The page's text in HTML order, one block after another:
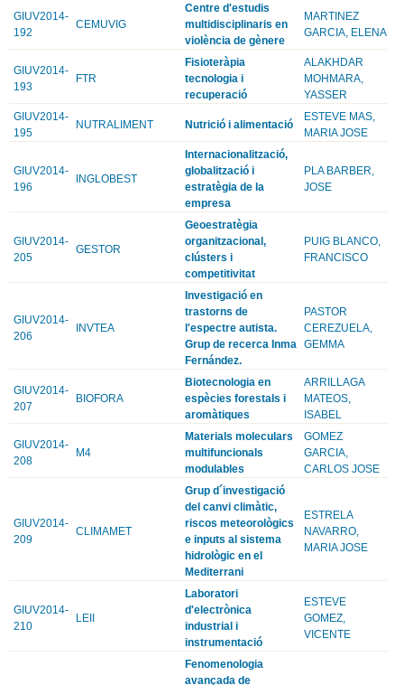
GIUV2014-
192
CEMUVIG
Centre d'estudis
multidisciplinaris en
violència de gènere
MARTINEZ
GARCIA, ELENA
GIUV2014-
193
FTR
Fisioteràpia
tecnologia i
recuperació
ALAKHDAR
MOHMARA,
YASSER
GIUV2014-
195
NUTRALIMENT Nutrició i alimentació
ESTEVE MAS,
MARIA JOSE
GIUV2014-
196
INGLOBEST
Internacionalització,
globalització i
estratègia de la
empresa
PLA BARBER,
JOSE
GIUV2014-
205
GESTOR
Geoestratègia
organitzacional,
clústers i
competitivitat
PUIG BLANCO,
FRANCISCO
GIUV2014-
206
INVTEA
Investigació en
trastorns de
l'espectre autista.
Grup de recerca Inma
Fernández.
PASTOR
CEREZUELA,
GEMMA
GIUV2014-
207
BIOFORA
Biotecnologia en
espècies forestals i
aromàtiques
ARRILLAGA
MATEOS,
ISABEL
GIUV2014-
208
M4
Materials moleculars
multifuncionals
modulables
GOMEZ
GARCIA,
CARLOS JOSE
GIUV2014-
209
CLIMAMET
Grup d´investigació
del canvi climàtic,
riscos meteorològics
e inputs al sistema
hidrològic en el
Mediterrani
ESTRELA
NAVARRO,
MARIA JOSE
GIUV2014-
210
LEII
Laboratori
d'electrònica
industrial i
instrumentació
ESTEVE
GOMEZ,
VICENTE
Fenomenologia
avançada de